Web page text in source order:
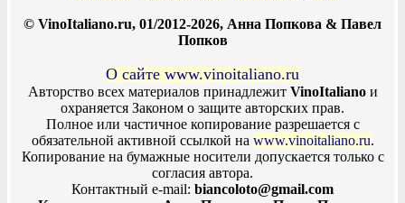
© VinoItaliano.ru, 01/2012-2026, Анна Попкова & Павел
Попков
О сайте www.vinoitaliano.ru
Авторство всех материалов принадлежит VinoItalianoи
охраняется Законом о защите авторских прав.
Полное или частичное копирование разрешается с
обязательной активной ссылкой на www.vinoitaliano.ru.
Копирование на бумажные носители допускается только с
согласия автора.
Контактный e-mail: biancoloto@gmail.com